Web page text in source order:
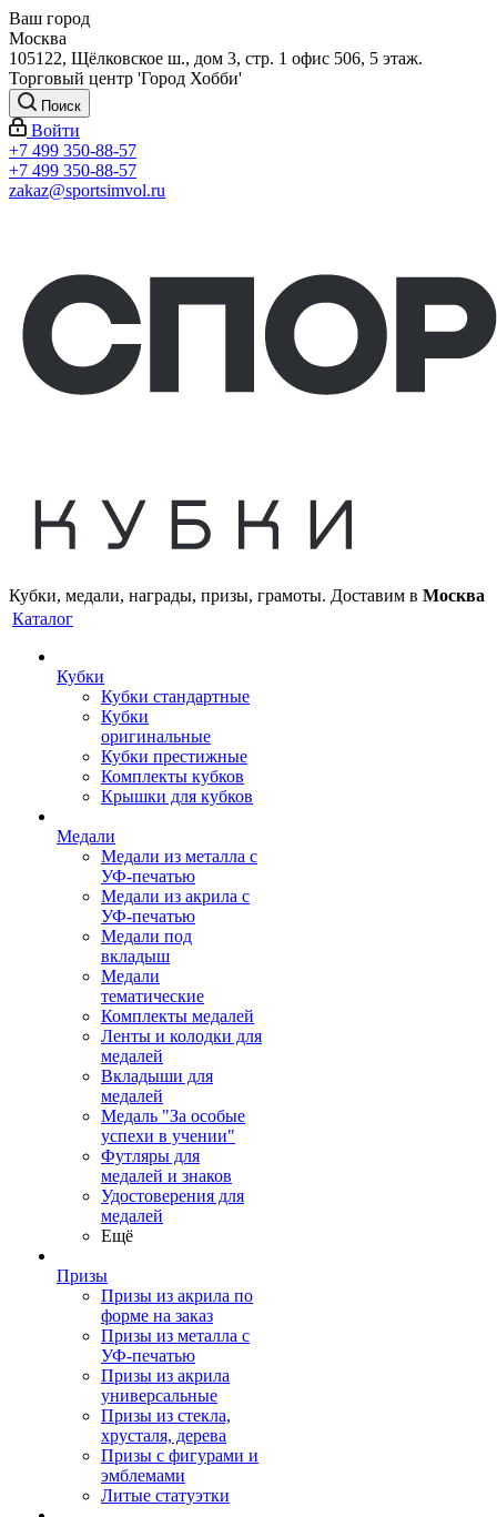
Ваш город
Москва
105122, Щёлковское ш., дом 3, стр. 1 офис 506, 5 этаж.
Торговый центр 'Город Хобби'
Поиск
Войти
+7 499 350-88-57
+7 499 350-88-57
zakaz@sportsimvol.ru
Кубки, медали, награды, призы, грамоты. Доставим в Москва
Каталог
Кубки
Кубки стандартные
Кубки
оригинальные
Кубки престижные
Комплекты кубков
Крышки для кубков
Медали
Медали из металла с
УФ-печатью
Медали из акрила с
УФ-печатью
Медали под
вкладыш
Медали
тематические
Комплекты медалей
Ленты и колодки для
медалей
Вкладыши для
медалей
Медаль "За особые
успехи в учении"
Футляры для
медалей и знаков
Удостоверения для
медалей
Ещё
Призы
Призы из акрила по
форме на заказ
Призы из металла с
УФ-печатью
Призы из акрила
универсальные
Призы из стекла,
хрусталя, дерева
Призы с фигурами и
эмблемами
Литые статуэтки